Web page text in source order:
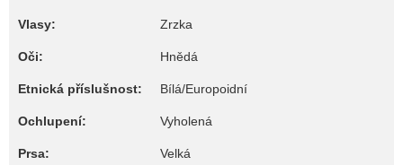
Vlasy: Zrzka
Oči: Hnědá
Etnická příslušnost: Bílá/Europoidní
Ochlupení: Vyholená
Prsa: Velká